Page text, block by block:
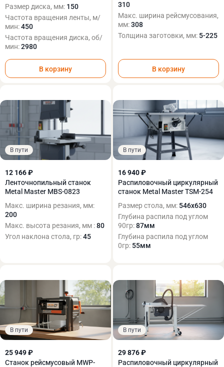
Размер диска, мм: 150
Частота вращения ленты, м/
мин:450
Частота вращения диска, об/
мин:2980
В корзину
310
Макс. ширина рейсмусования,
мм:308
Толщина заготовки, мм: 5-225
В корзину
В пути
12 166 ₽
Ленточнопильный станок
Metal Master MBS-0823
Макс. ширина резания, мм:
200
Макс. высота резания, мм :80
Угол наклона стола, гр:45
В пути
16 940 ₽
Распиловочный циркулярный
станок Metal Master TSM-254
Размер стола, мм: 546х630
Глубина распила под углом
90гр:87мм
Глубина распила под углом
0гр: 55мм
В пути
25 949 ₽
Станок рейсмусовый MWP-
В пути
29 876 ₽
Распиловочный циркулярный